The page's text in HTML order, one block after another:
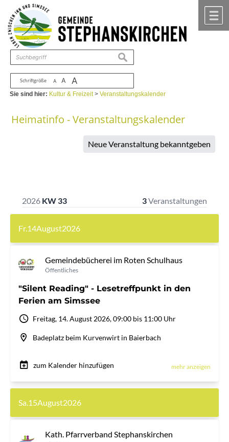
Zum Inhalt ,zur Navigation
Schriftgröße A A A
suchen
Sie sind hier: Kultur & Freizeit>Veranstaltungskalender
Heimatinfo - Veranstaltungskalender